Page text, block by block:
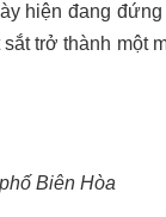
hiện đang
trở thành một
Biên Hòa